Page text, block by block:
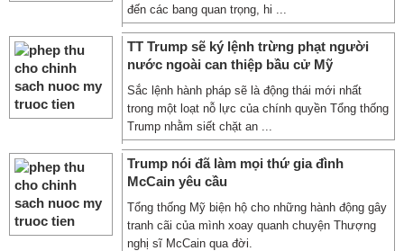
đến các bang quan trọng, hi ...
TT Trump sẽ ký lệnh trừng phạt người
nước ngoài can thiệp bầu cử Mỹ
Sắc lệnh hành pháp sẽ là động thái mới nhất
trong một loạt nỗ lực của chính quyền Tổng thống
Trump nhằm siết chặt an ...
Trump nói đã làm mọi thứ gia đình
McCain yêu cầu
Tổng thống Mỹ biện hộ cho những hành động gây
tranh cãi của mình xoay quanh chuyện Thượng
nghị sĩ McCain qua đời.